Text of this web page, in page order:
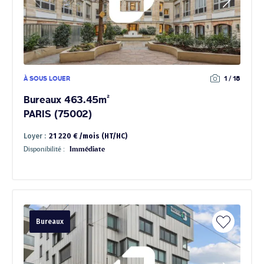
À SOUS LOUER 1 / 18
Bureaux 463.45m²
PARIS (75002)
Loyer : 21 220 € /mois (HT/HC)
Disponibilité : Immédiate
Bureaux